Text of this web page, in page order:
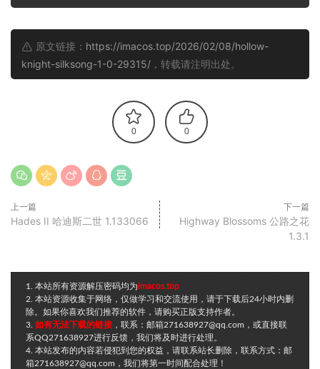
原文链接： https://imacos.top/2026/02/08/hollow-
knight-silksong-1-0-29315/ ，转载请注明出处。
0 0
上一篇
Hades II 哈迪斯二世 1.133066
下一篇
Highway Blossoms 公路之花
1.3.1
1. 本站所有资源解压密码均为imacos.top
2. 本站资源收集于网络，仅做学习和交流使用，请于下载后24小时内删
除。如果你喜欢我们推荐的软件，请购买正版支持作者。
3. 如有无法下载的链接 ，联系：邮箱271638927@qq.com，或直接联
系QQ271638927进行反馈，我们将及时进行处理。
4. 本站发布的内容若侵犯到您的权益，请联系站长删除，联系方式：邮
箱271638927@qq.com，我们将第一时间配合处理！